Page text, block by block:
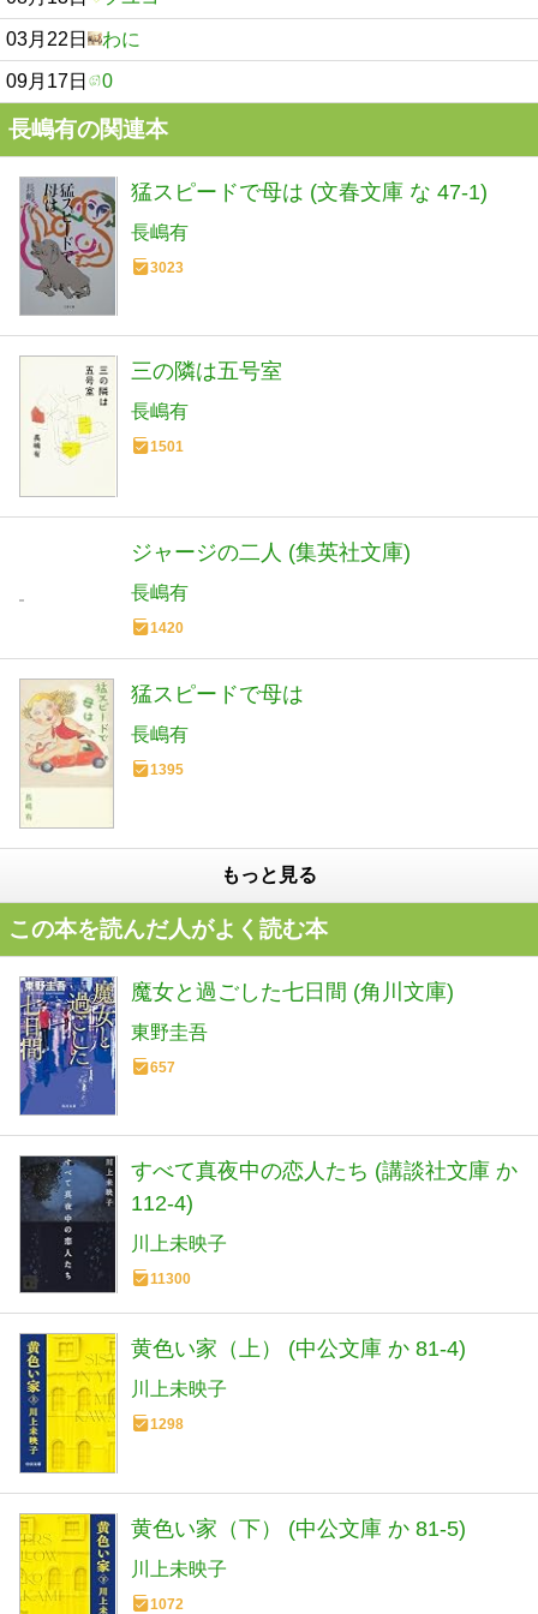
03月22日 わに
09月17日 0
長嶋有の関連本
猛スピードで母は (文春文庫 な 47-1)
長嶋有
3023
三の隣は五号室
長嶋有
1501
ジャージの二人 (集英社文庫)
長嶋有
1420
猛スピードで母は
長嶋有
1395
もっと見る
この本を読んだ人がよく読む本
魔女と過ごした七日間 (角川文庫)
東野圭吾
657
すべて真夜中の恋人たち (講談社文庫 か
112-4)
川上未映子
11300
黄色い家（上） (中公文庫 か 81-4)
川上未映子
1298
黄色い家（下） (中公文庫 か 81-5)
川上未映子
1072